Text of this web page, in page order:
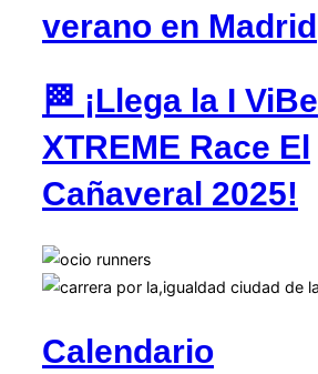
verano en Madrid
🏁 ¡Llega la I ViBe
XTREME Race El
Cañaveral 2025!
Calendario